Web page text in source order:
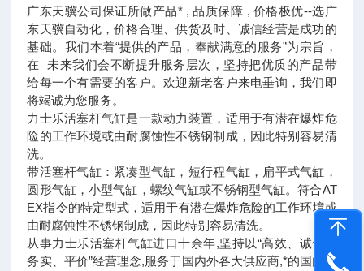
广东天骥公司保证所做产品* , 品质保障 , 价格极优--选广
东天骥自动化，价格合理、供货及时、诚信经营是成功的
基础。我们本着“提供的产品，奉献满意的服务”为宗旨，
在 未来我们会不断提升服务层次，坚持把优质的产品带
给每一个有需要的客户。欢迎新老客户来电垂询，我们即
将竭诚为您服务。
力士乐活塞杆气缸是一款动力装置，适用于有潜在爆炸危
险的工作环境或由耐腐蚀性不锈钢制成，因此特别容易清
洗。
带活塞杆气缸：紧凑型气缸，短行程气缸，扁平式气缸，
圆形气缸，小型气缸，螺纹气缸或不锈钢型气缸。符合AT
EX指令的特定型式，适用于有潜在爆炸危险的工作环境或
由耐腐蚀性不锈钢制成，因此特别容易清洗。
从事力士乐活塞杆气缸进口十余年,坚持以“高效、诚信、
务实、平价”经营理念,服务于国内外各大供应商,*的国内外